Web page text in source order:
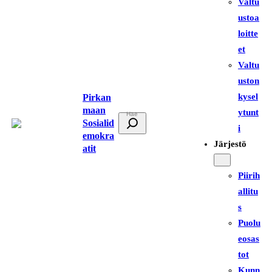
Pirkan
maan
Sosialid
emokra
atit
t
ustoa
loitte
et
Valtu
uston
kysel
ytunt
i
Järjestö
Piirih
allitu
s
Puolu
eosas
tot
Kunn